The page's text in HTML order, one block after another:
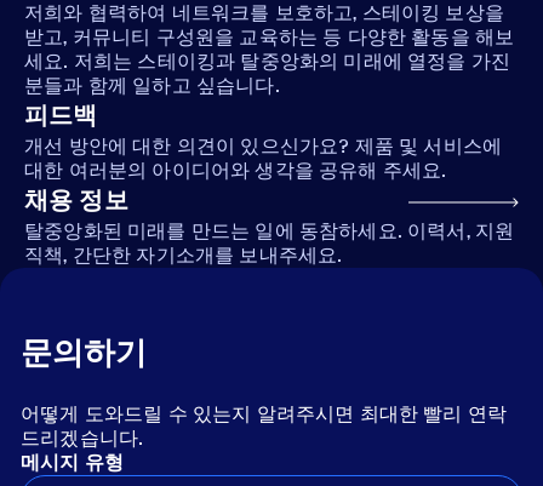
저희와 협력하여 네트워크를 보호하고, 스테이킹 보상을
받고, 커뮤니티 구성원을 교육하는 등 다양한 활동을 해보
세요. 저희는 스테이킹과 탈중앙화의 미래에 열정을 가진
분들과 함께 일하고 싶습니다.
피드백
개선 방안에 대한 의견이 있으신가요? 제품 및 서비스에
대한 여러분의 아이디어와 생각을 공유해 주세요.
채용 정보
탈중앙화된 미래를 만드는 일에 동참하세요. 이력서, 지원
직책, 간단한 자기소개를 보내주세요.
문의하기
어떻게 도와드릴 수 있는지 알려주시면 최대한 빨리 연락
드리겠습니다.
메시지 유형